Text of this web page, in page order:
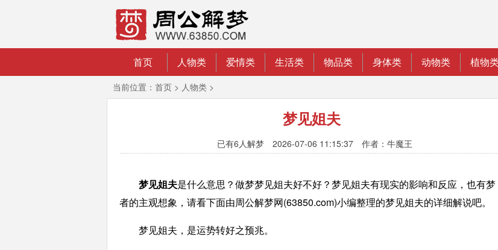
首页 人物类 爱情类 生活类 物品类 身体类 动物类 植物
当前位置： 首页 > 人物类 >
梦见姐夫
已有6人解梦 2026-07-06 11:15:37 作者：牛魔王
梦见姐夫是什么意思？做梦梦见姐夫好不好？梦见姐夫有现实的影响和反应，也有梦
者的主观想象，请看下面由周公解梦网(63850.com)小编整理的梦见姐夫的详细解说吧。
梦见姐夫，是运势转好之预兆。